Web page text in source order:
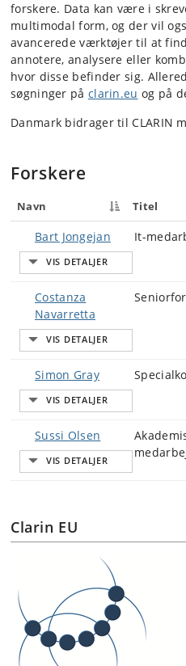
forskere. Data kan være i
multimodal form, og der vil
avancerede værktøjer til at
annotere, analysere eller
hvor disse befinder sig.
søgninger på clarin.eu og på
Danmark bidrager til CLARIN
Forskere
Navn Titel
Bart Jongejan It-
Costanza
Navarretta
Simon Gray
Sussi Olsen
Clarin EU